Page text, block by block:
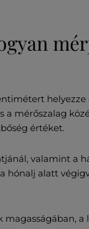
helyezze
mérőszalag
értéket.
valamint a
hónalj alatt
magasságában, a